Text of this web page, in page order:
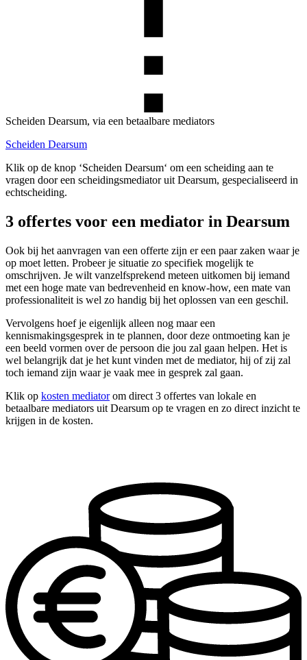
Scheiden Dearsum, via een betaalbare mediators
Scheiden Dearsum
Klik op de knop ‘Scheiden Dearsum‘ om een scheiding aan te
vragen door een scheidingsmediator uit Dearsum, gespecialiseerd in
echtscheiding.
3 offertes voor een mediator in Dearsum
Ook bij het aanvragen van een offerte zijn er een paar zaken waar je
op moet letten. Probeer je situatie zo specifiek mogelijk te
omschrijven. Je wilt vanzelfsprekend meteen uitkomen bij iemand
met een hoge mate van bedrevenheid en know-how, een mate van
professionaliteit is wel zo handig bij het oplossen van een geschil.
Vervolgens hoef je eigenlijk alleen nog maar een
kennismakingsgesprek in te plannen, door deze ontmoeting kan je
een beeld vormen over de persoon die jou zal gaan helpen. Het is
wel belangrijk dat je het kunt vinden met de mediator, hij of zij zal
toch iemand zijn waar je vaak mee in gesprek zal gaan.
Klik op kosten mediatorom direct 3 offertes van lokale en
betaalbare mediators uit Dearsum op te vragen en zo direct inzicht te
krijgen in de kosten.